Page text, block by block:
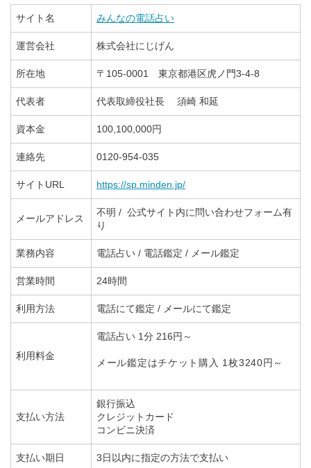
サイト名 みんなの電話占い
運営会社 株式会社にじげん
所在地 〒105-0001 東京都港区虎ノ門3-4-8
代表者 代表取締役社長 須崎 和延
資本金 100,100,000円
連絡先 0120-954-035
サイトURL https://sp.minden.jp/
メールアドレス
不明 / 公式サイト内に問い合わせフォーム有
り
業務内容 電話占い / 電話鑑定 / メール鑑定
営業時間 24時間
利用方法 電話にて鑑定 / メールにて鑑定
利用料金
電話占い 1分 216円～
メール鑑定はチケット購入 1枚3240円～
支払い方法
銀行振込
クレジットカード
コンビニ決済
支払い期日 3日以内に指定の方法で支払い